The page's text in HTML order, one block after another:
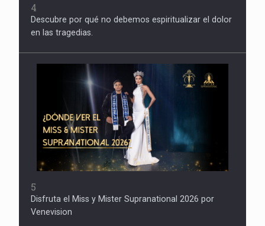
4
Descubre por qué no debemos espiritualizar el dolor
en las tragedias.
5
Disfruta el Miss y Mister Supranational 2026 por
Venevision